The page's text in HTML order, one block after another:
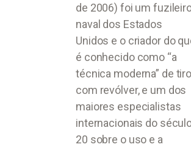
de 2006) foi um
naval dos Estados
Unidos e o criador do
é conhecido como “a
técnica moderna” de tiro
com revólver, e um dos
maiores especialistas
internacionais do
20 sobre o uso e a